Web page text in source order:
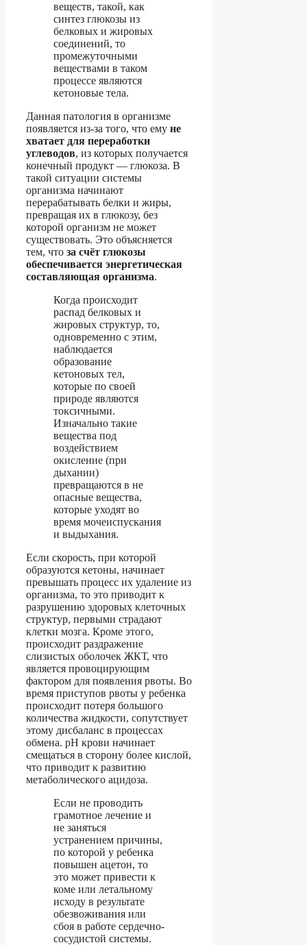
веществ, такой, как
синтез глюкозы из
белковых и жировых
соединений, то
промежуточными
веществами в таком
процессе являются
кетоновые тела.
Данная патология в организме
появляется из-за того, что ему не
хватает для переработки
углеводов, из которых получается
конечный продукт — глюкоза. В
такой ситуации системы
организма начинают
перерабатывать белки и жиры,
превращая их в глюкозу, без
которой организм не может
существовать. Это объясняется
тем, что за счёт глюкозы
обеспечивается энергетическая
составляющая организма.
Когда происходит
распад белковых и
жировых структур, то,
одновременно с этим,
наблюдается
образование
кетоновых тел,
которые по своей
природе являются
токсичными.
Изначально такие
вещества под
воздействием
окисление (при
дыхании)
превращаются в не
опасные вещества,
которые уходят во
время мочеиспускания
и выдыхания.
Если скорость, при которой
образуются кетоны, начинает
превышать процесс их удаление из
организма, то это приводит к
разрушению здоровых клеточных
структур, первыми страдают
клетки мозга. Кроме этого,
происходит раздражение
слизистых оболочек ЖКТ, что
является провоцирующим
фактором для появления рвоты. Во
время приступов рвоты у ребенка
происходит потеря большого
количества жидкости, сопутствует
этому дисбаланс в процессах
обмена. pH крови начинает
смещаться в сторону более кислой,
что приводит к развитию
метаболического ацидоза.
Если не проводить
грамотное лечение и
не заняться
устранением причины,
по которой у ребенка
повышен ацетон, то
это может привести к
коме или летальному
исходу в результате
обезвоживания или
сбоя в работе сердечно-
сосудистой системы.